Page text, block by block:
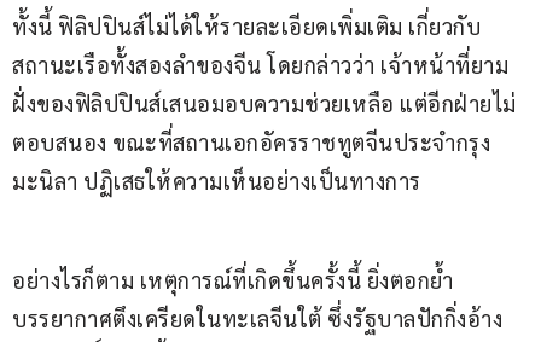
ทั้งนี้ ฟิลิปปินส์ไม่ได้ให้รายละเอียดเพิ่มเติม เกี่ยวกับ
สถานะเรือทั้งสองลำของจีน โดยกล่าวว่า เจ้าหน้าที่ยาม
ฝั่งของฟิลิปปินส์เสนอมอบความช่วยเหลือ แต่อีกฝ่ายไม่
ตอบสนอง ขณะที่สถานเอกอัครราชทูตจีนประจำกรุง
มะนิลา ปฏิเสธให้ความเห็นอย่างเป็นทางการ
อย่างไรก็ตาม เหตุการณ์ที่เกิดขึ้นครั้งนี้ ยิ่งตอกย้ำ
บรรยากาศตึงเครียดในทะเลจีนใต้ ซึ่งรัฐบาลปักกิ่งอ้าง